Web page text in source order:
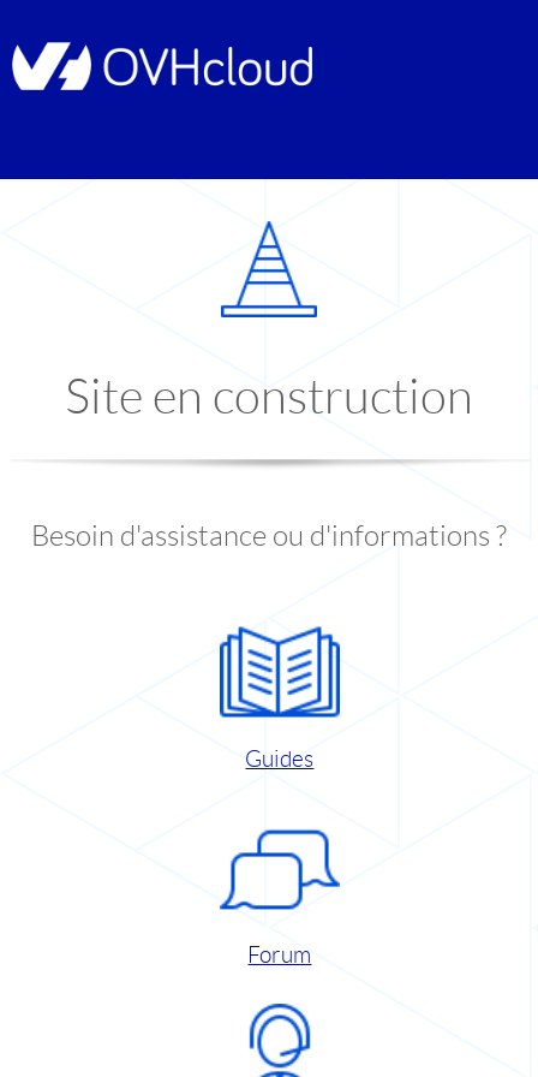
Site en construction
Besoin d'assistance ou d'informations ?
Guides
Forum